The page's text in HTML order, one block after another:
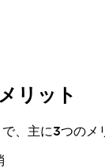
リット
、主に3つのメ